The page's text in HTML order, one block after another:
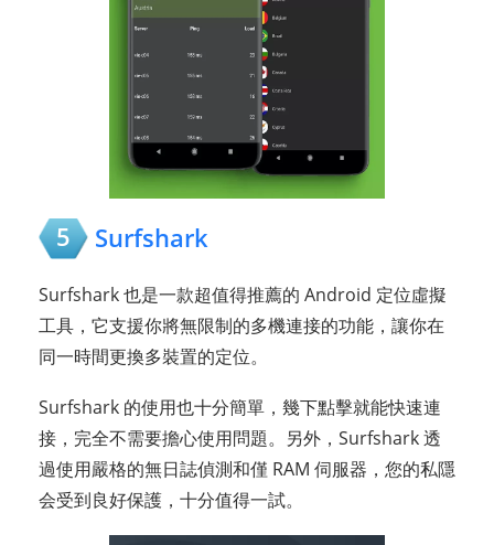
5 Surfshark
Surfshark 也是一款超值得推薦的 Android 定位虛擬
工具，它支援你將無限制的多機連接的功能，讓你在
同一時間更換多裝置的定位。
Surfshark 的使用也十分簡單，幾下點擊就能快速連
接，完全不需要擔心使用問題。另外，Surfshark 透
過使用嚴格的無日誌偵測和僅 RAM 伺服器，您的私隱
会受到良好保護，十分值得一試。